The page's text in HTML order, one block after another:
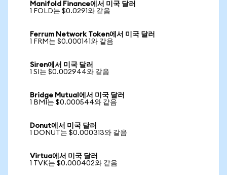
Manifold Finance에서 미국 달러
1 FOLD는 $0.0291와 같음
Ferrum Network Token에서 미국 달러
1 FRM는 $0.000141와 같음
Siren에서 미국 달러
1 SI는 $0.002944와 같음
Bridge Mutual에서 미국 달러
1 BMI는 $0.000544와 같음
Donut에서 미국 달러
1 DONUT는 $0.000313와 같음
Virtua에서 미국 달러
1 TVK는 $0.000402와 같음